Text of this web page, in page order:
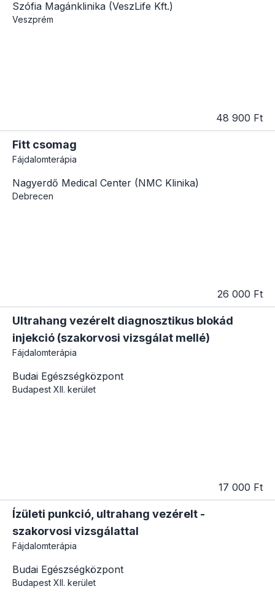
Szófia Magánklinika (VeszLife Kft.)
Veszprém
48 900 Ft
Fitt csomag
Fájdalomterápia
Nagyerdő Medical Center (NMC Klinika)
Debrecen
26 000 Ft
Ultrahang vezérelt diagnosztikus blokád
injekció (szakorvosi vizsgálat mellé)
Fájdalomterápia
Budai Egészségközpont
Budapest XII. kerület
17 000 Ft
Ízületi punkció, ultrahang vezérelt -
szakorvosi vizsgálattal
Fájdalomterápia
Budai Egészségközpont
Budapest XII. kerület